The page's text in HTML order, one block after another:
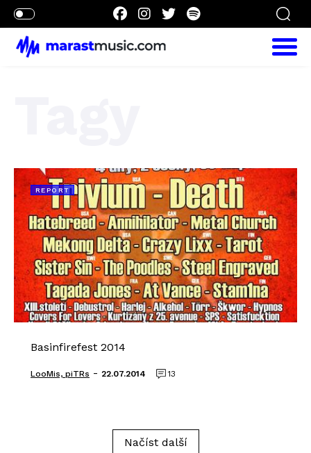
REPORT
Basinfirefest 2014
LooMis, piTRs - 22.07.2014 13
Načíst další